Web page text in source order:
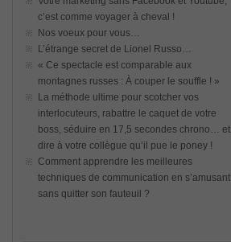
c’est comme voyager à cheval !
Nos voeux pour vous…
L’étrange secret de Lionel Russo…
« Ce spectacle est comparable aux
montagnes russes : À couper le souffle ! »
La méthode ultime pour scotcher vos
interlocuteurs, rabattre le caquet de votre
boss, séduire en 17,5 secondes chrono… et
dire à votre collègue qu’il pue le poney !
Comment apprendre les meilleures
techniques de communication en s’amusant
sans quitter son fauteuil ?